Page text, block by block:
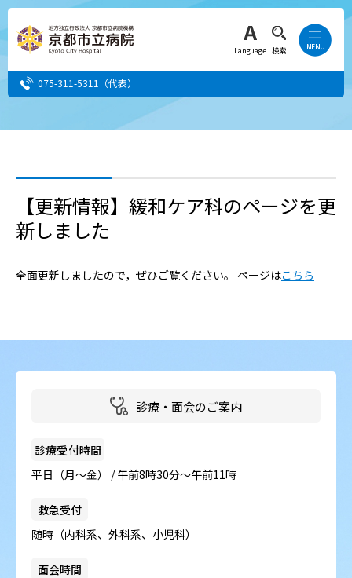
Language 検索
075-311-5311 （代表）
人間ドック希望の方
当院へ就職希望の方
ご意見箱
【更新情報】緩和ケア科のページを更
新しました
全面更新しましたので，ぜひご覧ください。 ページはこちら
診療・面会のご案内
診療受付時間
平日（月～金） / 午前8時30分～午前11時
救急受付
随時（内科系、外科系、小児科）
面会時間